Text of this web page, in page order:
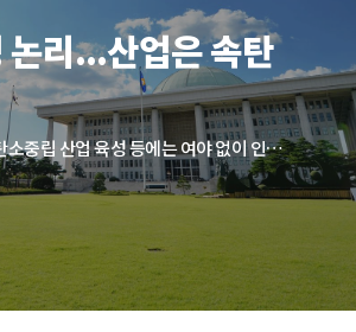
논리...산업은 속탄
탈석탄과 재생에너지, 탄소중립 산업 육성 등에는 여야 없이 인식을 공유하지만, 탈석탄 속도와 원자력을 둘러싼 입장 등에서 타협과 조화가 가능할 지는 미지수다. 특히 ‘고준위 방폐물 관리 특별법’ ‘국가기간 전력망 확충 특별법’ ‘해상풍력특별법’ 등 에너지 현안의 시급한 처리는 안개속이다. 사용후핵연료를 영구 처리할 수 있는 방폐장 구축에 대한 고준위 방폐물 관리 특별법은 사용후핵연료 저장 용량을 놓고 여야 간 의견이 팽팽하게 맞서고 있어서다.